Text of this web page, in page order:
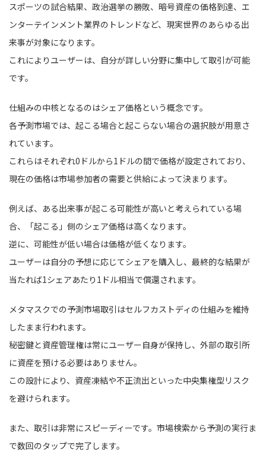
スポーツの試合結果、政治選挙の勝敗、暗号資産の価格到達、エ
ンターテインメント業界のトレンドなど、現実世界のあらゆる出
来事が対象になります。
これによりユーザーは、自分が詳しい分野に集中して取引が可能
です。
仕組みの中核となるのはシェア価格という概念です。
各予測市場では、起こる場合と起こらない場合の選択肢が用意さ
れています。
これらはそれぞれ0ドルから1ドルの間で価格が設定されており、
現在の価格は市場参加者の需要と供給によって決まります。
例えば、ある出来事が起こる可能性が高いと考えられている場
合、「起こる」側のシェア価格は高くなります。
逆に、可能性が低い場合は価格が低くなります。
ユーザーは自分の予想に応じてシェアを購入し、最終的な結果が
当たれば1シェアあたり1ドル相当で償還されます。
メタマスクでの予測市場取引はセルフカストディの仕組みを維持
したまま行われます。
秘密鍵と資産管理権は常にユーザー自身が保持し、外部の取引所
に資産を預ける必要はありません。
この設計により、資産凍結や不正流出といった中央集権型リスク
を避けられます。
また、取引は非常にスピーディーです。市場検索から予測の実行ま
で数回のタップで完了します。